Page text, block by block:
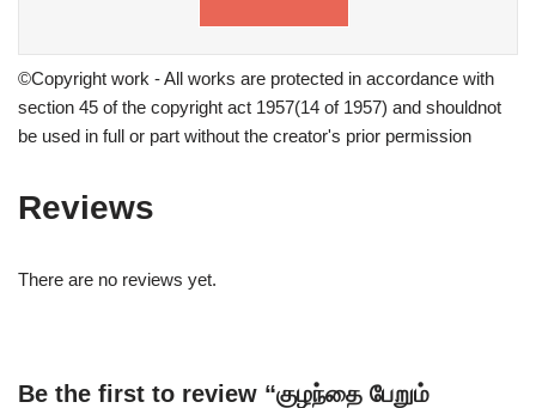
©Copyright work - All works are protected in accordance with
section 45 of the copyright act 1957(14 of 1957) and shouldnot
be used in full or part without the creator's prior permission
Reviews
There are no reviews yet.
Be the first to review “குழந்தை பேறும்